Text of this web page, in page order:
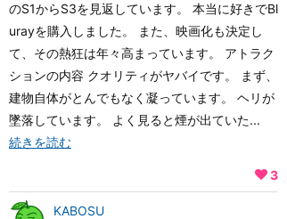
のS1からS3を見返しています。 本当に好きでBl
urayを購入しました。 また、映画化も決定し
て、その熱狂は年々高まっています。 アトラク
ションの内容 クオリティがヤバイです。 まず、
建物自体がとんでもなく凝っています。 ヘリが
墜落しています。 よく見ると煙が出ていた...
続きを読む
3
KABOSU